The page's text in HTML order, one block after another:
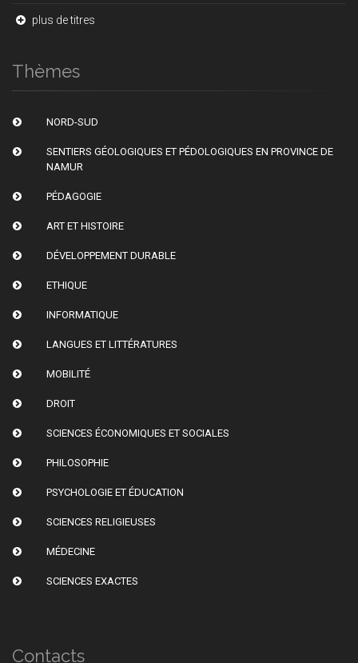
plus de titres
Thèmes
NORD-SUD
SENTIERS GÉOLOGIQUES ET PÉDOLOGIQUES EN PROVINCE DE
NAMUR
PÉDAGOGIE
ART ET HISTOIRE
DÉVELOPPEMENT DURABLE
ETHIQUE
INFORMATIQUE
LANGUES ET LITTÉRATURES
MOBILITÉ
DROIT
SCIENCES ÉCONOMIQUES ET SOCIALES
PHILOSOPHIE
PSYCHOLOGIE ET ÉDUCATION
SCIENCES RELIGIEUSES
MÉDECINE
SCIENCES EXACTES
Contacts